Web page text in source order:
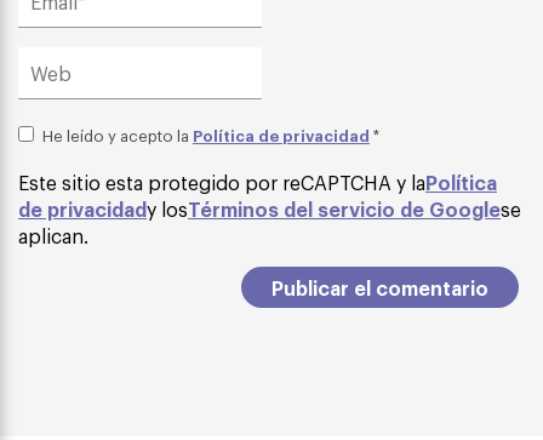
He leído y acepto la Política de privacidad *
Este sitio esta protegido por reCAPTCHA y laPolítica
de privacidady losTérminos del servicio de Googlese
aplican.